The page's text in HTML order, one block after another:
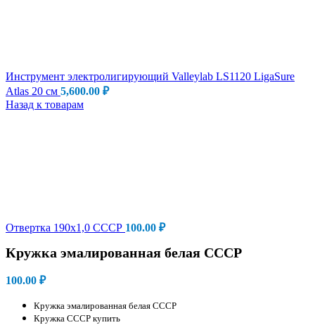
Инструмент электролигирующий Valleylab LS1120 LigaSure
Atlas 20 см 5,600.00 ₽
Назад к товарам
Отвертка 190х1,0 СССР 100.00 ₽
Кружка эмалированная белая СССР
100.00 ₽
Кружка эмалированная белая СССР
Кружка СССР купить